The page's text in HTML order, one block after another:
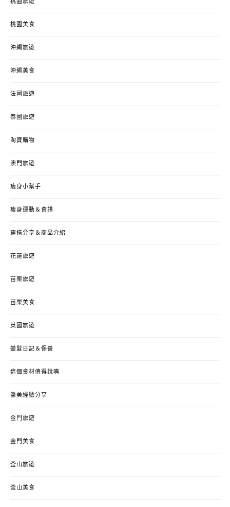
桃園旅遊
桃園美食
沖繩旅遊
沖繩美食
法國旅遊
泰國旅遊
淘寶購物
澳門旅遊
瘦身小幫手
瘦身運動＆食譜
穿搭分享＆商品介紹
花蓮旅遊
苗栗旅遊
苗栗美食
英國旅遊
變髮日記＆保養
這個食材值得說嘴
醫美經驗分享
金門旅遊
金門美食
釜山旅遊
釜山美食